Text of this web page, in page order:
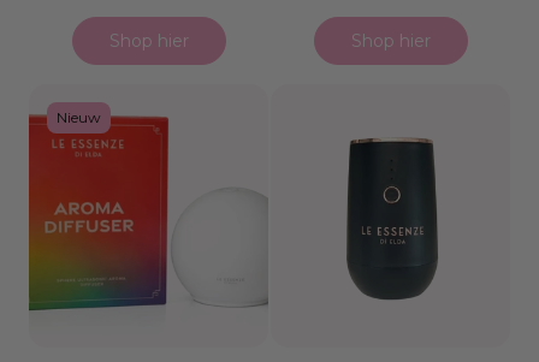
Shop hier Shop hier
Nieuw